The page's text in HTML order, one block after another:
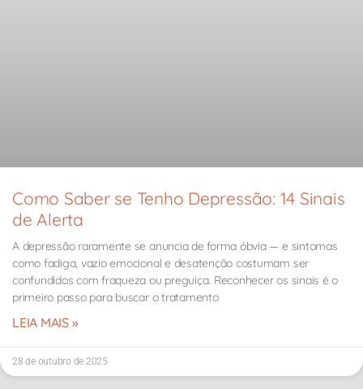
Como Saber se Tenho Depressão: 14 Sinais
de Alerta
A depressão raramente se anuncia de forma óbvia — e sintomas
como fadiga, vazio emocional e desatenção costumam ser
confundidos com fraqueza ou preguiça. Reconhecer os sinais é o
primeiro passo para buscar o tratamento
LEIA MAIS »
28 de outubro de 2025